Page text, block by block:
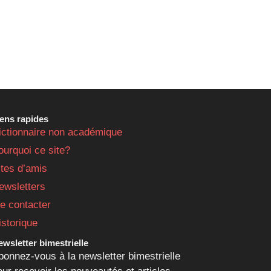
rapides
non académique
ce site?
d’amis
contacter
bimestrielle
vous à la newsletter bimestrielle